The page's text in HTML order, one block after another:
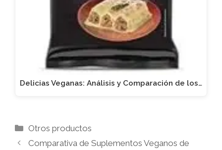
Delicias Veganas: Análisis y Comparación de los…
Categorías
Otros productos
Comparativa de Suplementos Veganos de